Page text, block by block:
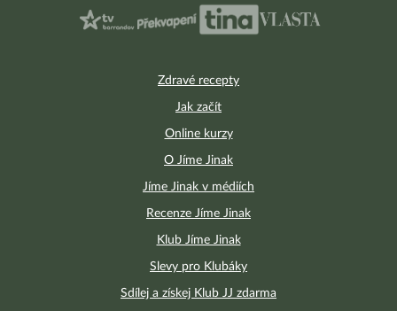
Zdravé recepty
Jak začít
Online kurzy
O Jíme Jinak
Jíme Jinak v médiích
Recenze Jíme Jinak
Klub Jíme Jinak
Slevy pro Klubáky
Sdílej a získej Klub JJ zdarma